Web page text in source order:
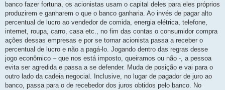
banco fazer fortuna, os acionistas usam o capital deles para eles próprios
produzirem e ganharem o que o banco ganharia. Ao invés de pagar alto
percentual de lucro ao vendedor de comida, energia elétrica, telefone,
internet, roupa, carro, casa etc., no fim das contas o consumidor compra
ações dessas empresas e por se tornar acionista passa a receber o
percentual de lucro e não a pagá-lo. Jogando dentro das regras desse
jogo econômico – que nos está imposto, queiramos ou não -, a pessoa
evita ser agredida e passa a se defender. Muda de posição e vai para o
outro lado da cadeia negocial. Inclusive, no lugar de pagador de juro ao
banco, passa para o de recebedor dos juros obtidos pelo banco. No